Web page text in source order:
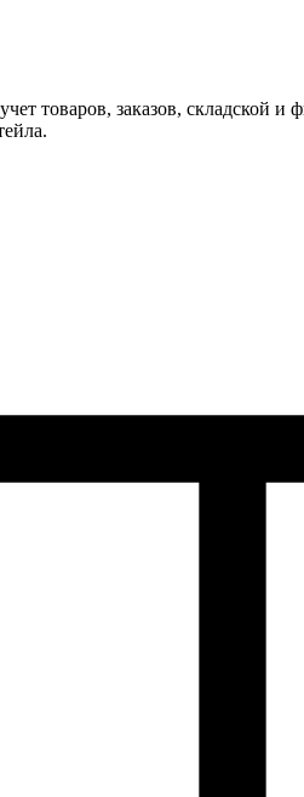
товаров, заказов, складской